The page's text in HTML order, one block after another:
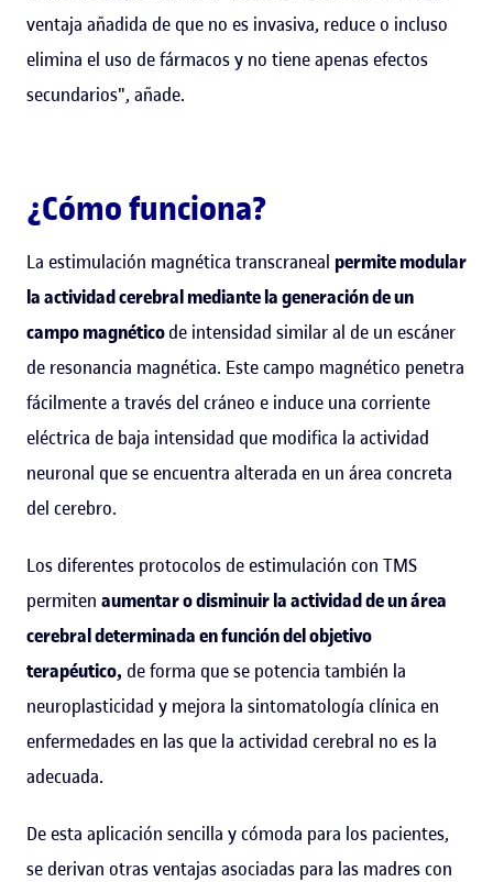
ventaja añadida de que no es invasiva, reduce o incluso
elimina el uso de fármacos y no tiene apenas efectos
secundarios", añade.
¿Cómo funciona?
La estimulación magnética transcraneal permite modular
la actividad cerebral mediante la generación de un
campo magnéticode intensidad similar al de un escáner
de resonancia magnética. Este campo magnético penetra
fácilmente a través del cráneo e induce una corriente
eléctrica de baja intensidad que modifica la actividad
neuronal que se encuentra alterada en un área concreta
del cerebro.
Los diferentes protocolos de estimulación con TMS
permiten aumentar o disminuir la actividad de un área
cerebral determinada en función del objetivo
terapéutico, de forma que se potencia también la
neuroplasticidad y mejora la sintomatología clínica en
enfermedades en las que la actividad cerebral no es la
adecuada.
De esta aplicación sencilla y cómoda para los pacientes,
se derivan otras ventajas asociadas para las madres con